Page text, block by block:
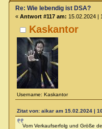
Kaskantor
Username: Kaskantor
Re: Wie lebendig ist DSA?
« Antwort #117 am: 15.02.2024 |
Zitat von: aikar am 15.02.2024 |
Vom Verkaufserfolg und Größe